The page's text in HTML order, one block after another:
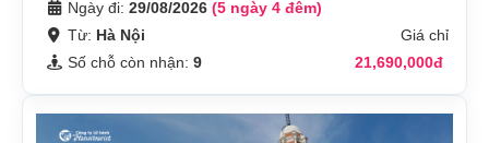
Ngày đi: 29/08/2026 (5 ngày 4 đêm)
Từ: Hà Nội
Giá chỉ
Số chỗ còn nhận: 9 21,690,000đ